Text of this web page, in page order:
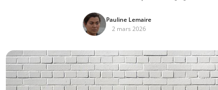
Pauline Lemaire
2 mars 2026